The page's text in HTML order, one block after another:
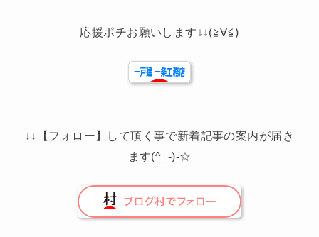
応援ポチお願いします↓↓(≧∀≦)
↓↓【フォロー】して頂く事で新着記事の案内が届き
ます(^_-)-☆